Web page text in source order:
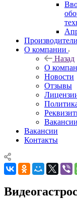
Производители
О компании
Назад
О
Новости
Отзывы
Вакансии
Вакансии
Контакты